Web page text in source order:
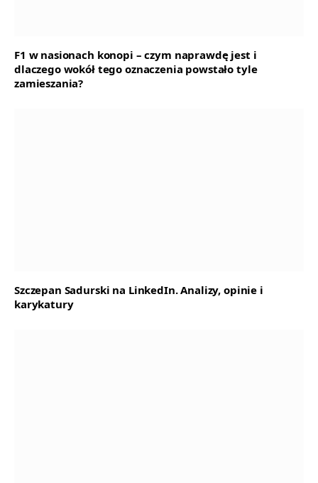
F1 w nasionach konopi – czym naprawdę jest i
dlaczego wokół tego oznaczenia powstało tyle
zamieszania?
Szczepan Sadurski na LinkedIn. Analizy, opinie i
karykatury